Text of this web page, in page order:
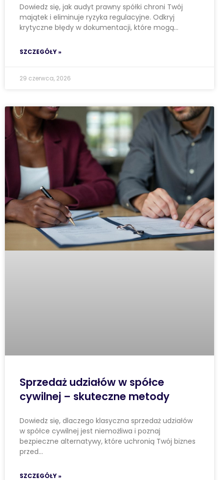
Dowiedz się, jak audyt prawny spółki chroni Twój
majątek i eliminuje ryzyka regulacyjne. Odkryj
krytyczne błędy w dokumentacji, które mogą…
SZCZEGÓŁY »
29 czerwca, 2026
Sprzedaż udziałów w spółce
cywilnej – skuteczne metody
Dowiedz się, dlaczego klasyczna sprzedaż udziałów
w spółce cywilnej jest niemożliwa i poznaj
bezpieczne alternatywy, które uchronią Twój biznes
przed…
SZCZEGÓŁY »